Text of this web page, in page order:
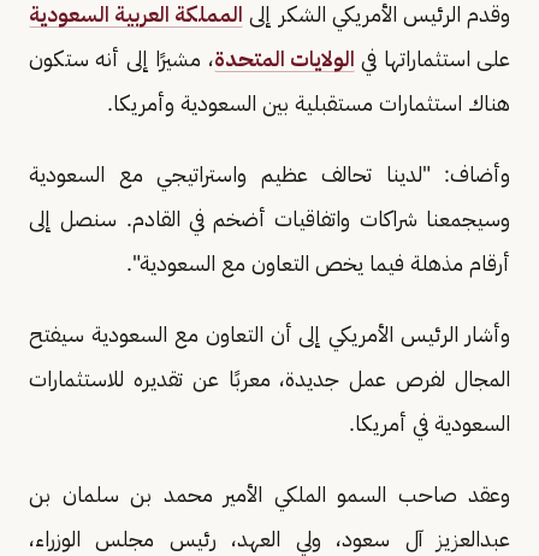
وقدم الرئيس الأمريكي الشكر إلى المملكة العربية السعودية
على استثماراتها في الولايات المتحدة، مشيرًا إلى أنه ستكون
هناك استثمارات مستقبلية بين السعودية وأمريكا.
وأضاف: "لدينا تحالف عظيم واستراتيجي مع السعودية
وسيجمعنا شراكات واتفاقيات أضخم في القادم. سنصل إلى
أرقام مذهلة فيما يخص التعاون مع السعودية".
وأشار الرئيس الأمريكي إلى أن التعاون مع السعودية سيفتح
المجال لفرص عمل جديدة، معربًا عن تقديره للاستثمارات
السعودية في أمريكا.
وعقد صاحب السمو الملكي الأمير محمد بن سلمان بن
عبدالعزيز آل سعود، ولي العهد، رئيس مجلس الوزراء،